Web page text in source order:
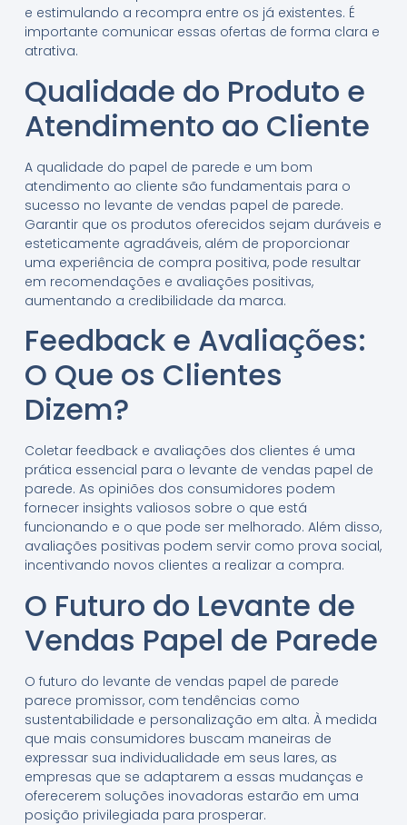
e estimulando a recompra entre os já existentes. É
importante comunicar essas ofertas de forma clara e
atrativa.
Qualidade do Produto e
Atendimento ao Cliente
A qualidade do papel de parede e um bom
atendimento ao cliente são fundamentais para o
sucesso no levante de vendas papel de parede.
Garantir que os produtos oferecidos sejam duráveis e
esteticamente agradáveis, além de proporcionar
uma experiência de compra positiva, pode resultar
em recomendações e avaliações positivas,
aumentando a credibilidade da marca.
Feedback e Avaliações:
O Que os Clientes
Dizem?
Coletar feedback e avaliações dos clientes é uma
prática essencial para o levante de vendas papel de
parede. As opiniões dos consumidores podem
fornecer insights valiosos sobre o que está
funcionando e o que pode ser melhorado. Além disso,
avaliações positivas podem servir como prova social,
incentivando novos clientes a realizar a compra.
O Futuro do Levante de
Vendas Papel de Parede
O futuro do levante de vendas papel de parede
parece promissor, com tendências como
sustentabilidade e personalização em alta. À medida
que mais consumidores buscam maneiras de
expressar sua individualidade em seus lares, as
empresas que se adaptarem a essas mudanças e
oferecerem soluções inovadoras estarão em uma
posição privilegiada para prosperar.